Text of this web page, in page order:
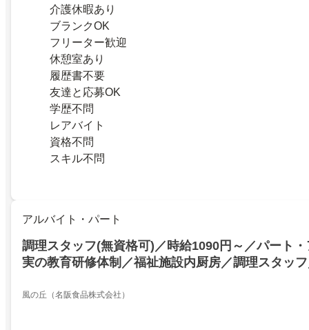
介護休暇あり
ブランクOK
フリーター歓迎
休憩室あり
履歴書不要
友達と応募OK
学歴不問
レアバイト
資格不問
スキル不問
アルバイト・パート
調理スタッフ(無資格可)／時給1090円～／パート
実の教育研修体制／福祉施設内厨房／調理スタッ
心して働ける環境です！
風の丘（名阪食品株式会社）